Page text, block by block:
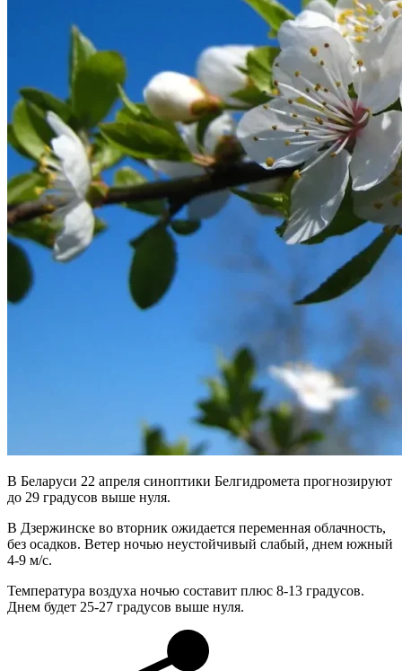
В Беларуси 22 апреля синоптики Белгидромета прогнозируют
до 29 градусов выше нуля.
В Дзержинске во вторник ожидается переменная облачность,
без осадков. Ветер ночью неустойчивый слабый, днем южный
4-9 м/с.
Температура воздуха ночью составит плюс 8-13 градусов.
Днем будет 25-27 градусов выше нуля.